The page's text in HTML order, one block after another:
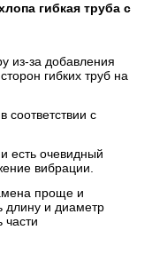
гибкая труба с
из-за добавления
гибких труб на
с
есть очевидный
вибрации.
проще и
длину и диаметр
части